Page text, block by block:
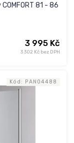
81 - 86
3 302 Kč bez DPH
3 995 Kč
Kód: PAN04488